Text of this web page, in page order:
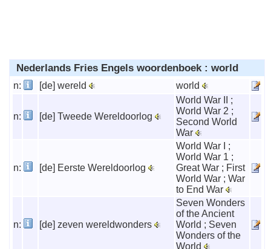
Nederlands Fries Engels woordenboek : world
n: [de] wereld world
n: [de] Tweede Wereldoorlog
World War II ;
World War 2 ;
Second World
War
n: [de] Eerste Wereldoorlog
World War I ;
World War 1 ;
Great War ; First
World War ; War
to End War
n: [de] zeven wereldwonders
Seven Wonders
of the Ancient
World ; Seven
Wonders of the
World